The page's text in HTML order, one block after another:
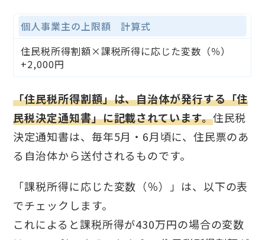
個人事業主の上限額 計算式
住民税所得割額×課税所得に応じた変数（％）
+2,000円
「住民税所得割額」は、自治体が発行する「住
民税決定通知書」に記載されています。住民税
決定通知書は、毎年5月・6月頃に、住民票のあ
る自治体から送付されるものです。
「課税所得に応じた変数（％）」は、以下の表
でチェックします。
これによると課税所得が430万円の場合の変数